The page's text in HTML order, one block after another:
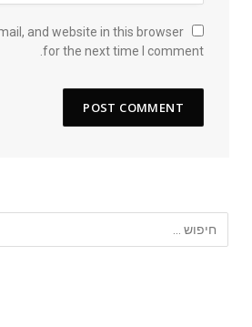
and website in this browser
for the next time I comment.